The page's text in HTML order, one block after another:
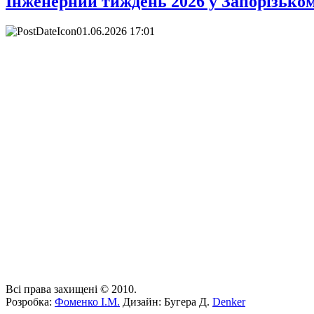
01.06.2026 17:01
Всі права захищені © 2010.
Розробка: Фоменко І.М. Дизайн: Бугера Д. Denker